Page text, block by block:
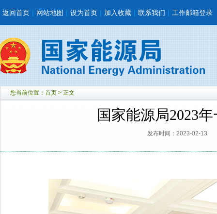
返回首页 | 网站地图 | 设为首页 | 加入收藏 | 联系我们 | 工作邮箱登录
您当前位置： 首页 > 正文
国家能源局2023
发布时间：2023-02-13